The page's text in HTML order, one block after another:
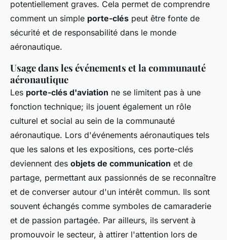
potentiellement graves. Cela permet de comprendre
comment un simple porte-clés peut être fonte de
sécurité et de responsabilité dans le monde
aéronautique.
Usage dans les événements et la communauté
aéronautique
Les porte-clés d'aviation ne se limitent pas à une
fonction technique; ils jouent également un rôle
culturel et social au sein de la communauté
aéronautique. Lors d'événements aéronautiques tels
que les salons et les expositions, ces porte-clés
deviennent des objets de communication et de
partage, permettant aux passionnés de se reconnaître
et de converser autour d'un intérêt commun. Ils sont
souvent échangés comme symboles de camaraderie
et de passion partagée. Par ailleurs, ils servent à
promouvoir le secteur, à attirer l'attention lors de